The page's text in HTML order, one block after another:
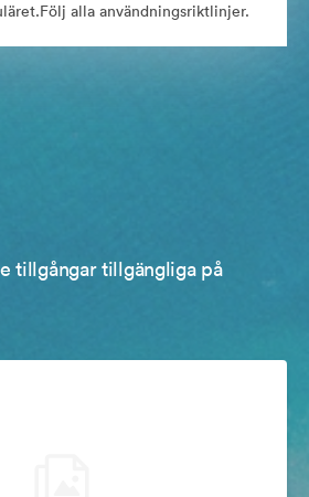
alla användningsriktlinjer.
tillgångar tillgängliga på